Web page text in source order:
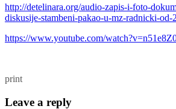
http://detelinara.org/audio-zapis-i-foto-
diskusije-stambeni-pakao-u-mz-radnicki-od-
https://www.youtube.com/
print
Leave a reply